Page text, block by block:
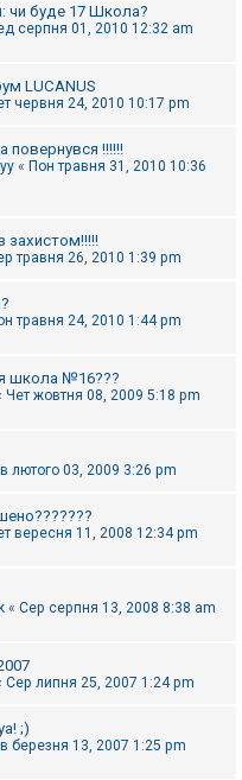
чи буде 17 Школа?
серпня 01, 2010 12:32 am
LUCANUS
червня 24, 2010 10:17 pm
повернувся !!!!!!
« Пон травня 31, 2010 10:36
захистом!!!!!
травня 26, 2010 1:39 pm
травня 24, 2010 1:44 pm
школа №16???
Чет жовтня 08, 2009 5:18 pm
лютого 03, 2009 3:26 pm
вересня 11, 2008 12:34 pm
« Сер серпня 13, 2008 8:38 am
Сер липня 25, 2007 1:24 pm
;)
березня 13, 2007 1:25 pm